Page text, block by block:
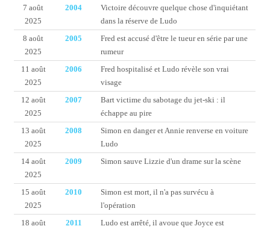
7 août
2025
2004
Victoire découvre quelque chose d'inquiétant
dans la réserve de Ludo
8 août
2025
2005
Fred est accusé d'être le tueur en série par une
rumeur
11 août
2025
2006
Fred hospitalisé et Ludo révèle son vrai
visage
12 août
2025
2007
Bart victime du sabotage du jet-ski : il
échappe au pire
13 août
2025
2008
Simon en danger et Annie renverse en voiture
Ludo
14 août
2025
2009 Simon sauve Lizzie d'un drame sur la scène
15 août
2025
2010
Simon est mort, il n'a pas survécu à
l'opération
18 août
2011
Ludo est arrêté, il avoue que Joyce est